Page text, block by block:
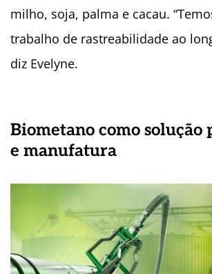
milho, soja, palma e cacau.
trabalho de rastreabilidade ao
diz Evelyne.
Biometano como solução
e manufatura